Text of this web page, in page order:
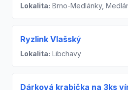
Lokalita: Brno-Medlánky,
Ryzlink Vlašský
Lokalita: Libchavy
Dárková krabička na 3ks